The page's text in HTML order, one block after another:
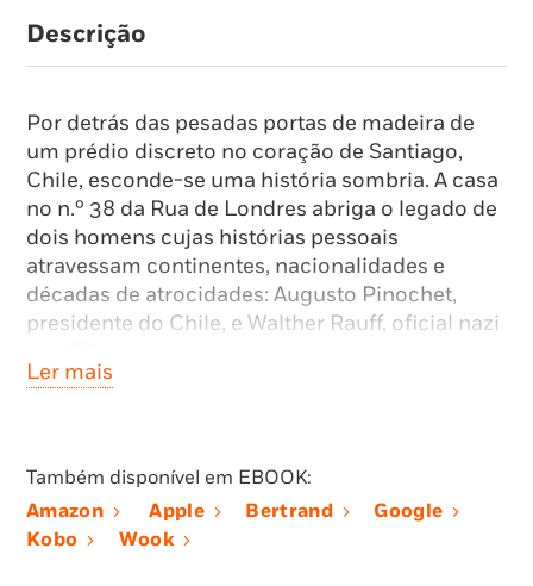
Descrição
Por detrás das pesadas portas de madeira de
um prédio discreto no coração de Santiago,
Chile, esconde-se uma história sombria. A casa
no n.º 38 da Rua de Londres abriga o legado de
dois homens cujas histórias pessoais
atravessam continentes, nacionalidades e
décadas de atrocidades: Augusto Pinochet,
presidente do Chile, e Walther Rauff, oficial nazi
na Patagónia, como administrador de uma
fábrica de conservas. Mas correm rumores
sobre o alemão discreto e seguro de si – boatos
Ler mais
Também disponível em EBOOK:
Amazon
Apple Bertrand
Google
Kobo
Wook